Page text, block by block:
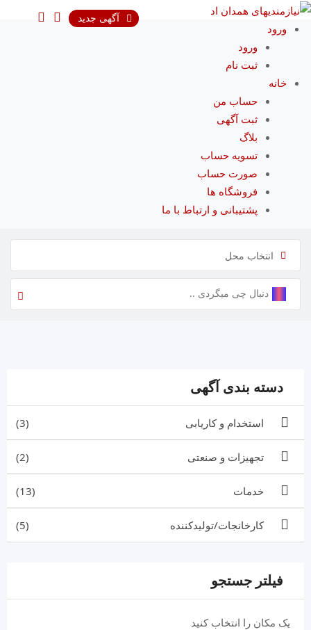
پرش
آگهی جدید
ورود
ورود
ثبت نام
خانه
حساب من
ثبت آگهی
بلاگ
تسویه حساب
صورت حساب
فروشگاه ها
پشتیبانی و ارتباط با ما
انتخاب محل
دسته بندی آگهی
استخدام و کاریابی (3)
تجهیزات و صنعتی (2)
خدمات (13)
کارخانجات/تولیدکننده (5)
فیلتر جستجو
یک مکان را انتخاب کنید